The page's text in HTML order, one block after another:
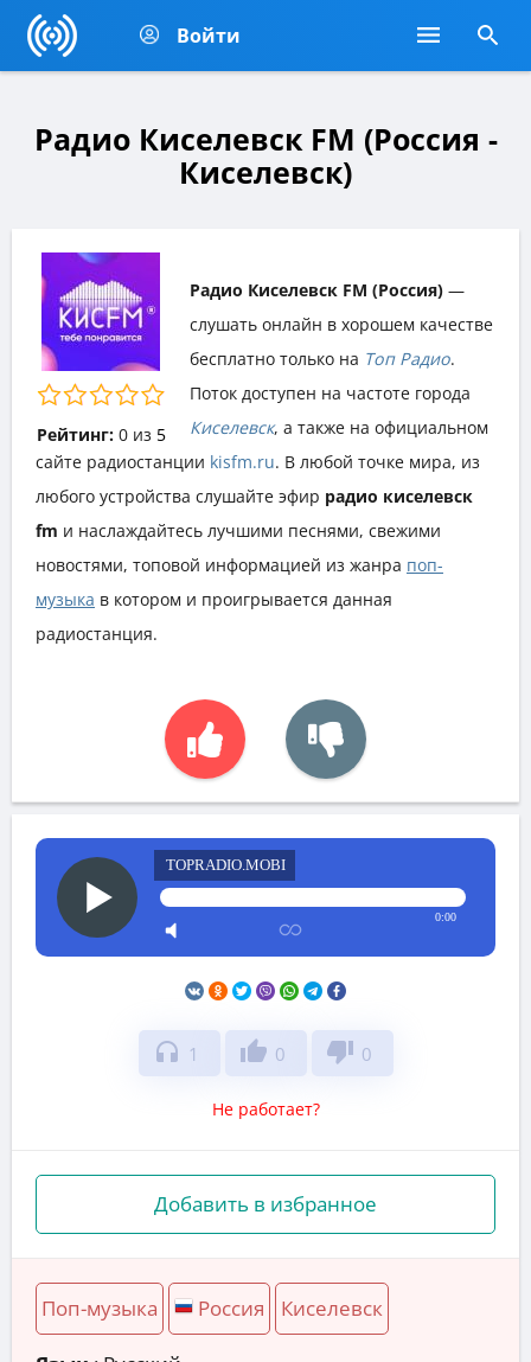
Войти
Радио Киселевск FM (Россия -
Киселевск)
Рейтинг: 0из 5
Радио Киселевск FM (Россия) —
слушать онлайн в хорошем качестве
бесплатно только на Топ Радио.
Поток доступен на частоте города
Киселевск, а также на официальном
сайте радиостанции kisfm.ru. В любой точке мира, из
любого устройства слушайте эфир радио киселевск
fm и наслаждайтесь лучшими песнями, свежими
новостями, топовой информацией из жанра поп-
музыка в котором и проигрывается данная
радиостанция.
TOPRADIO.MOBI
0:00
headphones 1 thumb_up 0 thumb_down 0
Не работает?
Добавить в избранное
Поп-музыка Россия Киселевск